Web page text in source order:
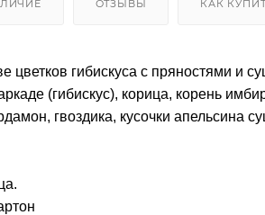
ОТЗЫВЫ КАК
цветков гибискуса с пряностями
(гибискус), корица, корень
гвоздика, кусочки апельсина